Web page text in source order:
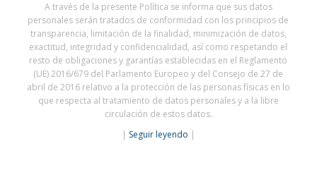
A través de la presente Política se informa que sus datos
personales serán tratados de conformidad con los principios de
transparencia, limitación de la finalidad, minimización de datos,
exactitud, integridad y confidencialidad, así como respetando el
resto de obligaciones y garantías establecidas en el Reglamento
(UE) 2016/679 del Parlamento Europeo y del Consejo de 27 de
abril de 2016 relativo a la protección de las personas físicas en lo
que respecta al tratamiento de datos personales y a la libre
circulación de estos datos.
| Seguir leyendo |